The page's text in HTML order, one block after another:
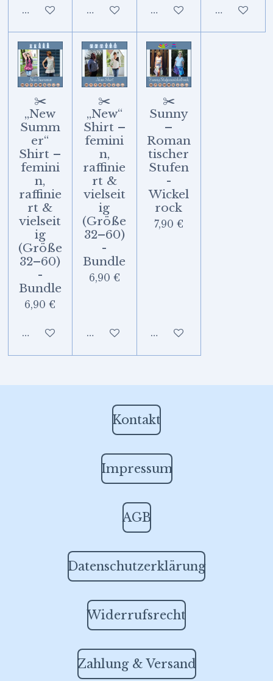
In den WarenkorbIn den WarenkorbIn den Warenkorb
In den
✂️
„New
Summ
er“
Shirt –
femini
n,
raffinie
rt &
vielseit
ig
(Größe
32–60)
-
Bundle
6,90 €
In den Warenkorb
✂️
„New“
Shirt –
femini
n,
raffinie
rt &
vielseit
ig
(Größe
32–60)
-
Bundle
6,90 €
In den Warenkorb
✂️
Sunny
–
Roman
tischer
Stufen
-
Wickel
rock
7,90 €
In den Warenkorb
Kontakt
Impressum
AGB
Datenschutzerklärung
Widerrufsrecht
Zahlung & Versand